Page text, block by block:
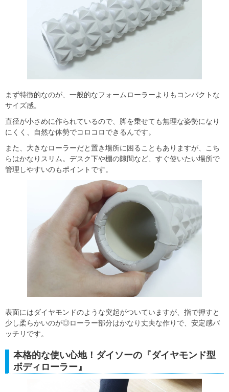
まず特徴的なのが、一般的なフォームローラーよりもコンパクトな
サイズ感。
直径が小さめに作られているので、脚を乗せても無理な姿勢になり
にくく、自然な体勢でコロコロできるんです。
また、大きなローラーだと置き場所に困ることもありますが、こち
らはかなりスリム。デスク下や棚の隙間など、すぐ使いたい場所で
管理しやすいのもポイントです。
表面にはダイヤモンドのような突起がついていますが、指で押すと
少し柔らかいのが◎ローラー部分はかなり丈夫な作りで、安定感バ
ッチリです。
本格的な使い心地！ダイソーの『ダイヤモンド型
ボディローラー』